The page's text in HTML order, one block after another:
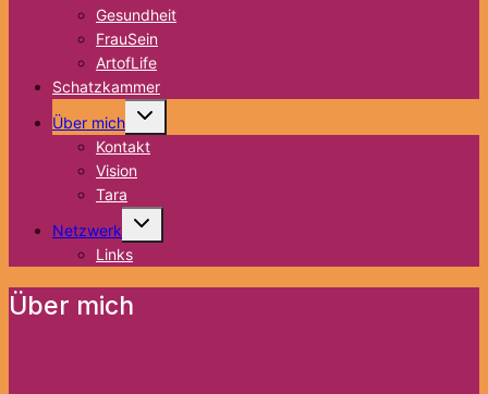
Gesundheit
FrauSein
ArtofLife
Schatzkammer
Über mich
Untermenü
Kontakt
Vision
Tara
Netzwerk
Untermenü
Links
Über mich